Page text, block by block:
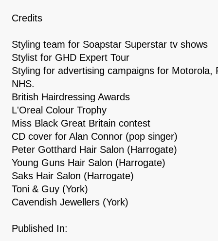
Credits
Styling team for Soapstar Superstar tv shows
Stylist for GHD Expert Tour
Styling for advertising campaigns for Motorola,
NHS.
British Hairdressing Awards
L'Oreal Colour Trophy
Miss Black Great Britain contest
CD cover for Alan Connor (pop singer)
Peter Gotthard Hair Salon (Harrogate)
Young Guns Hair Salon (Harrogate)
Saks Hair Salon (Harrogate)
Toni & Guy (York)
Cavendish Jewellers (York)
Published In: